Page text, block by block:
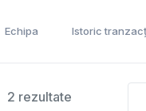
Echipa Istoric
2 rezultate